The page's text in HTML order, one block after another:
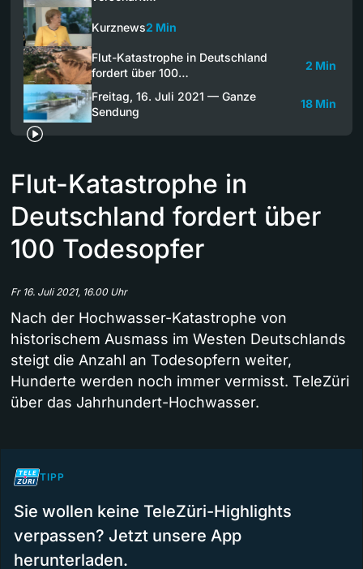
Kurznews2 Min
Flut-Katastrophe in Deutschland
fordert über 100…
2 Min
Freitag, 16. Juli 2021 — Ganze
Sendung
18 Min
Flut-Katastrophe in
Deutschland fordert über
100 Todesopfer
Fr 16. Juli 2021, 16.00 Uhr
Nach der Hochwasser-Katastrophe von
historischem Ausmass im Westen Deutschlands
steigt die Anzahl an Todesopfern weiter,
Hunderte werden noch immer vermisst. TeleZüri
über das Jahrhundert-Hochwasser.
TIPP
Sie wollen keine TeleZüri-Highlights
verpassen? Jetzt unsere App
herunterladen.